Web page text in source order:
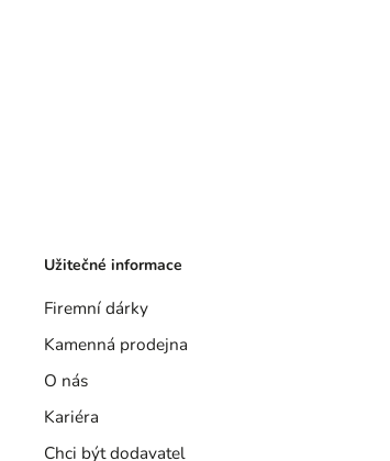
Užitečné informace
Firemní dárky
Kamenná prodejna
O nás
Kariéra
Chci být dodavatel